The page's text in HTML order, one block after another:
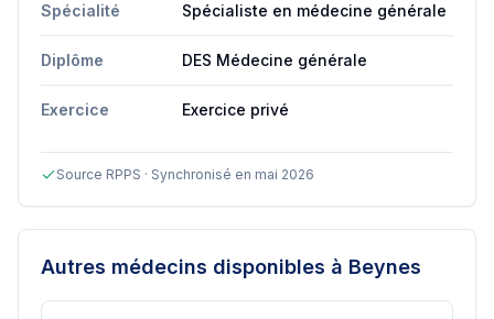
Spécialité Spécialiste en médecine générale
Diplôme DES Médecine générale
Exercice Exercice privé
Source RPPS · Synchronisé en mai 2026
Autres médecins disponibles à Beynes